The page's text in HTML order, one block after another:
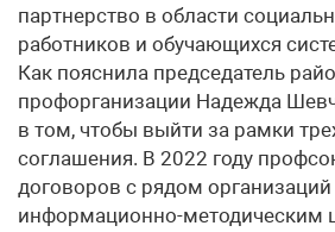
партнерство в области
работников и обучающихся
Как пояснила председатель
профорганизации Надежда
в том, чтобы выйти за рамки
соглашения. В 2022 году
договоров с рядом
информационно-методическим